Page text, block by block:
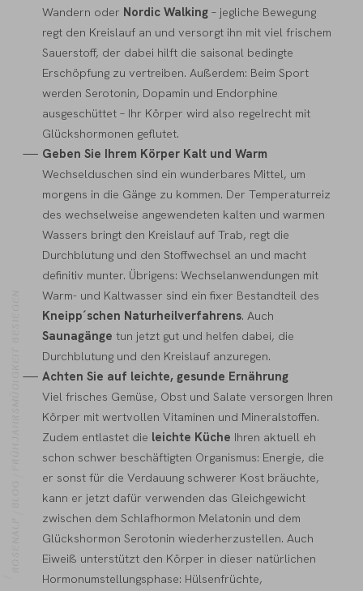
ROSENALP
FRÜHJAHRSMÜDIGKEIT BESIEGEN
Wandern oder Nordic Walking – jegliche Bewegung
regt den Kreislauf an und versorgt ihn mit viel frischem
Sauerstoff, der dabei hilft die saisonal bedingte
Erschöpfung zu vertreiben. Außerdem: Beim Sport
werden Serotonin, Dopamin und Endorphine
ausgeschüttet – Ihr Körper wird also regelrecht mit
Glückshormonen geflutet.
Geben Sie Ihrem Körper Kalt und Warm
Wechselduschen sind ein wunderbares Mittel, um
morgens in die Gänge zu kommen. Der Temperaturreiz
des wechselweise angewendeten kalten und warmen
Wassers bringt den Kreislauf auf Trab, regt die
Durchblutung und den Stoffwechsel an und macht
definitiv munter. Übrigens: Wechselanwendungen mit
Warm- und Kaltwasser sind ein fixer Bestandteil des
Kneipp´schen Naturheilverfahrens. Auch
Saunagänge tun jetzt gut und helfen dabei, die
Durchblutung und den Kreislauf anzuregen.
Achten Sie auf leichte, gesunde Ernährung
Viel frisches Gemüse, Obst und Salate versorgen Ihren
Körper mit wertvollen Vitaminen und Mineralstoffen.
Zudem entlastet die leichte Küche Ihren aktuell eh
schon schwer beschäftigten Organismus: Energie, die
er sonst für die Verdauung schwerer Kost bräuchte,
kann er jetzt dafür verwenden das Gleichgewicht
zwischen dem Schlafhormon Melatonin und dem
Glückshormon Serotonin wiederherzustellen. Auch
Eiweiß unterstützt den Körper in dieser natürlichen
Hormonumstellungsphase: Hülsenfrüchte,